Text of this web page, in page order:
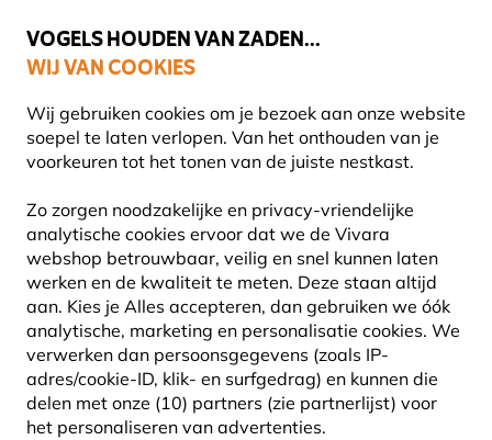
VOGELS HOUDEN VAN ZADEN...
WIJ VAN COOKIES
Wij gebruiken cookies om je bezoek aan onze website
soepel te laten verlopen. Van het onthouden van je
voorkeuren tot het tonen van de juiste nestkast.
Zo zorgen noodzakelijke en privacy-vriendelijke
analytische cookies ervoor dat we de Vivara
webshop betrouwbaar, veilig en snel kunnen laten
werken en de kwaliteit te meten. Deze staan altijd
aan. Kies je Alles accepteren, dan gebruiken we óók
analytische, marketing en personalisatie cookies. We
verwerken dan persoonsgegevens (zoals IP-
adres/cookie-ID, klik- en surfgedrag) en kunnen die
delen met onze (10) partners (zie partnerlijst) voor
het personaliseren van advertenties.
Gratis thuisbezorgd vanaf €49
ONZE GROENE PARTNERS
Vivara natuurbeschermingsproducten staat niet
alleen met onze activiteiten voor het behoud van
de natuur. Door nauw samen te werken met
verschillende natuurbeschermingsorganisaties in